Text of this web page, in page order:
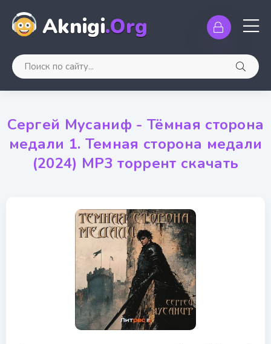
Aknigi.Org
Сергей Мусаниф - Тёмная сторона
медали 1. Темная сторона медали
(2024) MP3 торрент скачать